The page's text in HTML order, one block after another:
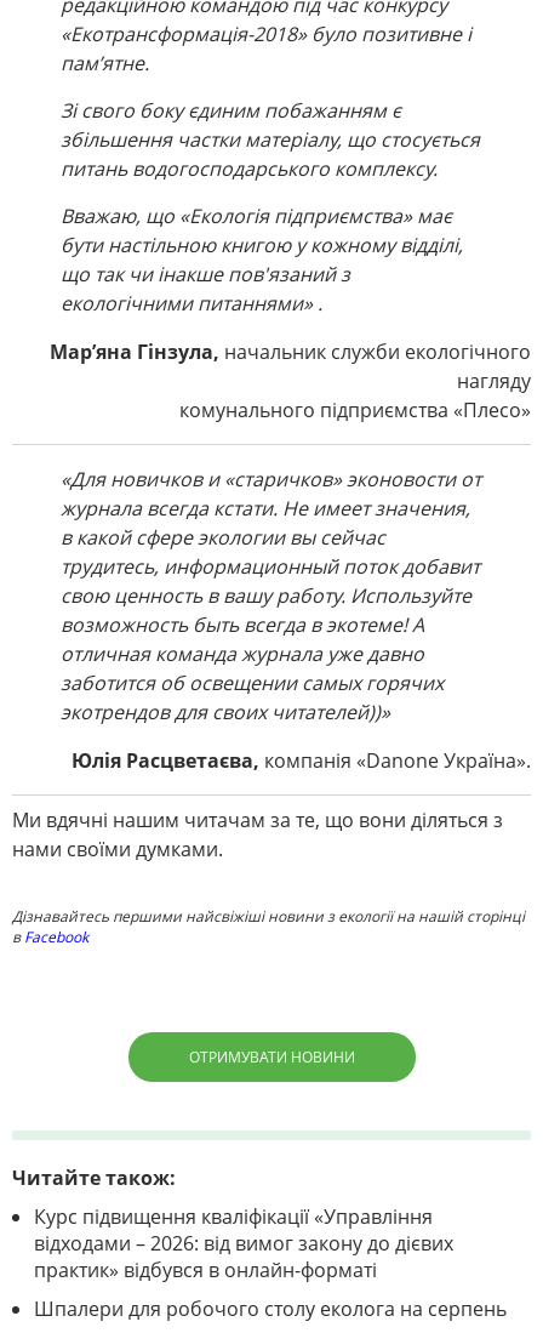
«Екотрансформація-2018» було позитивне і
пам’ятне.
Зі свого боку єдиним побажанням є
збільшення частки матеріалу, що стосується
питань водогосподарського комплексу.
Вважаю, що «Екологія підприємства» має
бути настільною книгою у кожному відділі,
що так чи інакше пов'язаний з
екологічними питаннями» .
Мар’яна Гінзула, начальник служби екологічного
нагляду
комунального підприємства «Плесо»
«Для новичков и «старичков» эконовости от
журнала всегда кстати. Не имеет значения,
в какой сфере экологии вы сейчас
трудитесь, информационный поток добавит
свою ценность в вашу работу. Используйте
возможность быть всегда в экотеме! А
отличная команда журнала уже давно
заботится об освещении самых горячих
экотрендов для своих читателей))»
Юлія Расцветаєва, компанія «Danone Україна».
Ми вдячні нашим читачам за те, що вони діляться з
нами своїми думками.
Дізнавайтесь першими найсвіжіші новини з екології на нашій сторінці
вFacebook
ОТРИМУВАТИ НОВИНИ
Читайте також:
Курс підвищення кваліфікації «Управління
відходами – 2026: від вимог закону до дієвих
практик» відбувся в онлайн-форматі
Шпалери для робочого столу еколога на серпень